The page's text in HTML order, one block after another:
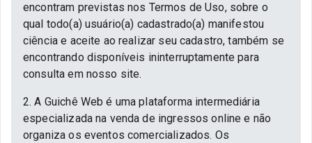
encontram previstas nos Termos de Uso, sobre o
qual todo(a) usuário(a) cadastrado(a) manifestou
ciência e aceite ao realizar seu cadastro, também se
encontrando disponíveis ininterruptamente para
consulta em nosso site.
2. A Guichê Web é uma plataforma intermediária
especializada na venda de ingressos online e não
organiza os eventos comercializados. Os